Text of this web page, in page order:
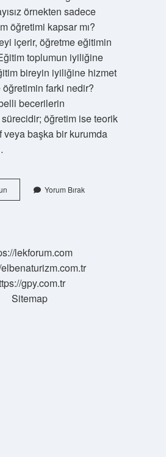
örnekten sadece
öğretimi kapsar mı?
içerir, öğretme eğitimin
toplumun iyiliğine
bireyin iyiliğine hizmet
farki nedir?
becerilerin
sürecidir; öğretim ise teorik
veya başka bir kurumda
Öğretim
Neyi
Yorum Bırak
lekforum.com
gpy.com.tr
Sitemap